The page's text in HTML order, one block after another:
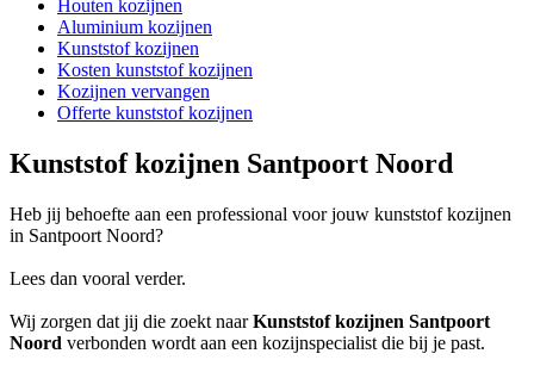
Houten kozijnen
Aluminium kozijnen
Kunststof kozijnen
Kosten kunststof kozijnen
Kozijnen vervangen
Offerte kunststof kozijnen
Kunststof kozijnen Santpoort Noord
Heb jij behoefte aan een professional voor jouw kunststof kozijnen
in Santpoort Noord?
Lees dan vooral verder.
Wij zorgen dat jij die zoekt naarKunststof kozijnen Santpoort
Noord verbonden wordt aan een kozijnspecialist die bij je past.